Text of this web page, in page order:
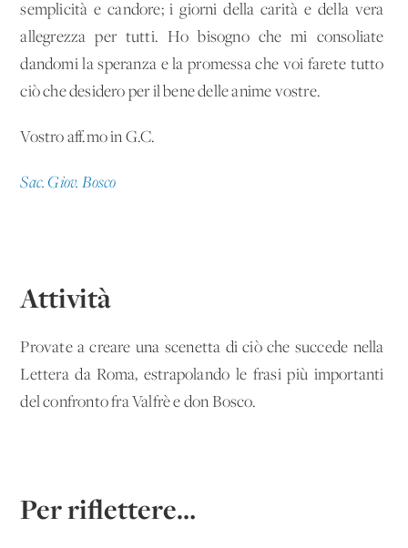
semplicità e candore; i giorni della carità e della vera
allegrezza per tutti. Ho bisogno che mi consoliate
dandomi la speranza e la promessa che voi farete tutto
ciò che desidero per il bene delle anime vostre.
Vostro aff.mo in G.C.
Sac. Giov. Bosco
Attività
Provate a creare una scenetta di ciò che succede nella
Lettera da Roma, estrapolando le frasi più importanti
del confronto fra Valfrè e don Bosco.
Per riflettere…